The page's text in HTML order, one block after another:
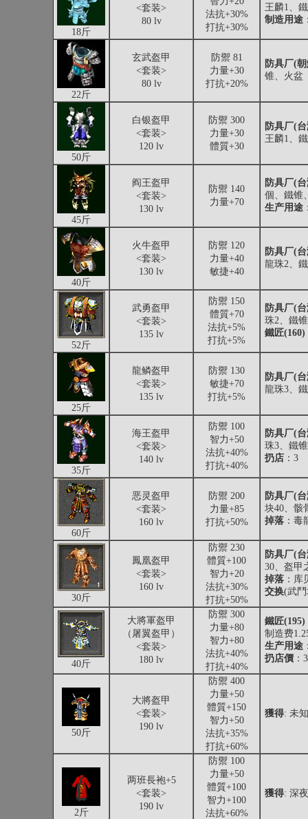
18斤
<套装>
80 lv
法抗+30%
打抗+30%
王麟1、
制造用途
22斤
玄武盔甲
<套装>
80 lv
防禦 81
力量+30
打抗+20%
防具厂(
锥、火盆
50斤
白银盔甲
<套装>
120 lv
防禦 300
力量+30
體質+30
防具厂(
王麟1、
45斤
阎王盔甲
<套装>
130 lv
防禦 140
力量+70
防具厂(
個、鐵锥
生产用途
40斤
火牛盔甲
<套装>
130 lv
防禦 120
力量+40
敏捷+40
防具厂(
龍珠2、
52斤
武勇盔甲
<套装>
135 lv
防禦 150
體質+70
法抗+5%
打抗+5%
防具厂(
珠2、鐵
鐵匠(160)
25斤
龍鳞盔甲
<套装>
135 lv
防禦 130
敏捷+70
打抗+5%
防具厂(
龍珠3、
35斤
海王盔甲
<套装>
140 lv
防禦 100
智力+50
法抗+40%
打抗+40%
防具厂(
珠3、鐵
扔店 ：3
60斤
恶灵盔甲
<套装>
160 lv
防禦 200
力量+85
打抗+50%
防具厂(
块40、骸
掉落 ：毒
30斤
鳳凰盔甲
<套装>
160 lv
防禦 230
體質+100
智力+20
法抗+30%
打抗+50%
防具厂(
30、盔甲
掉落 ：库
交换(武
40斤
大將軍盔甲
（屠翼盔甲）
<套装>
180 lv
防禦 300
力量+80
智力+80
法抗+40%
打抗+40%
鐵匠(195)
制造费
生产用途
扔店價 ：
50斤
大將盔甲
<套装>
190 lv
防禦 400
力量+50
體質+150
智力+50
法抗+35%
打抗+60%
獲得: 未知
2斤
两班長袍+5
<套装>
190 lv
防禦 100
力量+50
體質+100
智力+100
法抗+60%
獲得: 深